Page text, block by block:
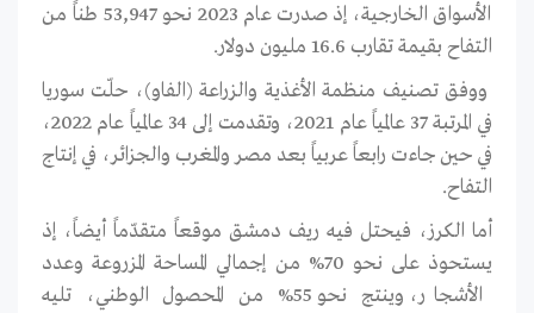
الأسواق الخارجية، إذ صدرت عام 2023 نحو 53,947 طناً من
التفاح بقيمة تقارب 16.6 مليون دولار.
ووفق تصنيف منظمة الأغذية والزراعة (الفاو)، حلّت سوريا
في المرتبة 37 عالمياً عام 2021، وتقدمت إلى 34 عالمياً عام 2022،
في حين جاءت رابعاً عربياً بعد مصر والمغرب والجزائر، في إنتاج
التفاح.
أما الكرز، فيحتل فيه ريف دمشق موقعاً متقدّماً أيضاً، إذ
يستحوذ على نحو 70% من إجمالي المساحة المزروعة وعدد
الأشجار، وينتج نحو 55% من المحصول الوطني، تليه